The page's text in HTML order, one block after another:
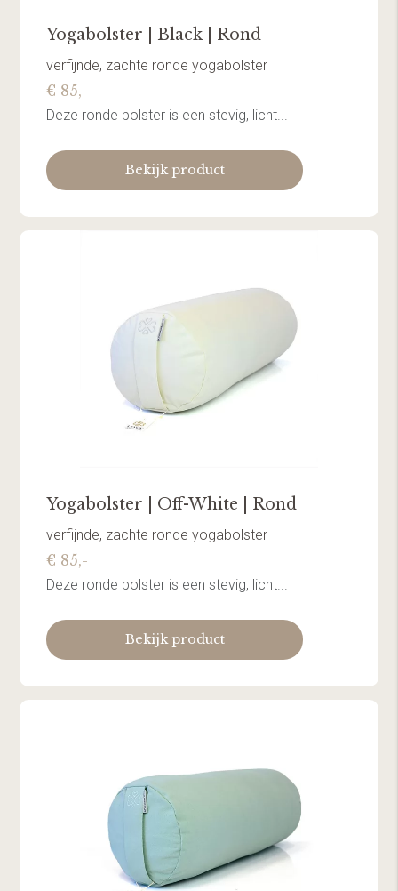
Yogabolster | Black | Rond
verfijnde, zachte ronde yogabolster
€ 85,-
Deze ronde bolster is een stevig, licht...
Bekijk product
Yogabolster | Off-White | Rond
verfijnde, zachte ronde yogabolster
€ 85,-
Deze ronde bolster is een stevig, licht...
Bekijk product